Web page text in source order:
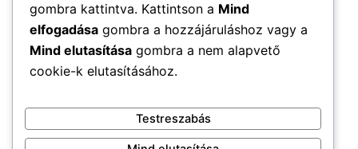
gombra kattintva. Kattintson a Mind
elfogadása gombra a hozzájáruláshoz vagy a
Mind elutasítása gombra a nem alapvető
cookie-k elutasításához.
Testreszabás